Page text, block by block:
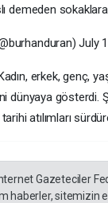
demeden
July
erkek, genç,
dünyaya
atılımları
Gazeteciler
haberler, sitemizin